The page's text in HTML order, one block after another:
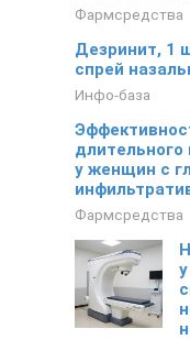
Фармсредства
Дезринит, 1
спрей
Инфо-база
у женщин с
Фармсредства